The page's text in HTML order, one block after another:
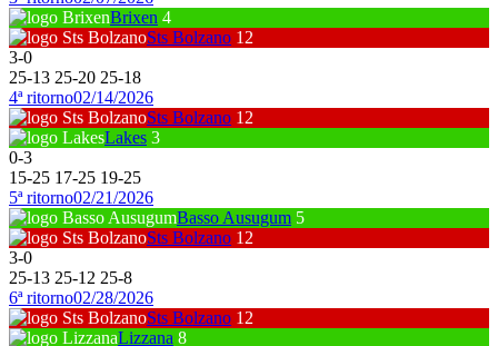
Brixen 4
Sts Bolzano 12
3-0
25-13 25-20 25-18
4ª ritorno02/14/2026
Sts Bolzano 12
Lakes 3
0-3
15-25 17-25 19-25
5ª ritorno02/21/2026
Basso Ausugum 5
Sts Bolzano 12
3-0
25-13 25-12 25-8
6ª ritorno02/28/2026
Sts Bolzano 12
Lizzana 8